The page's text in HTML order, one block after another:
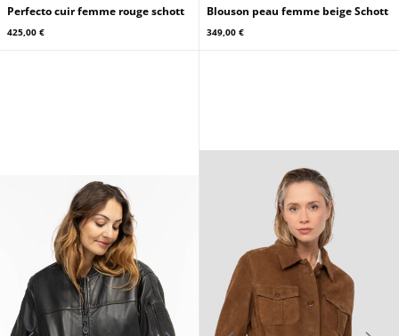
Perfecto cuir femme rouge schott
425,00 €
Blouson peau femme beige Schott
349,00 €